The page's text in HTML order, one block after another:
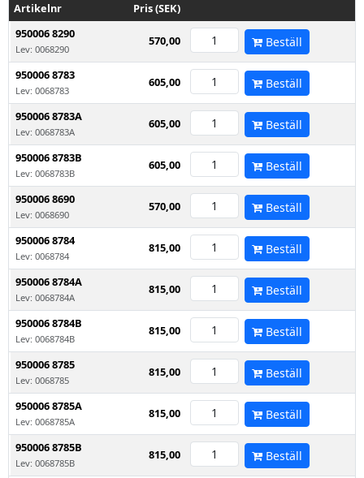
Artikelnr
Pris (SEK)
950006 8290
Lev: 0068290
570,00 Beställ
950006 8783
Lev: 0068783
605,00 Beställ
950006 8783A
Lev: 0068783A
605,00 Beställ
950006 8783B
Lev: 0068783B
605,00 Beställ
950006 8690
Lev: 0068690
570,00 Beställ
950006 8784
Lev: 0068784
815,00 Beställ
950006 8784A
Lev: 0068784A
815,00 Beställ
950006 8784B
Lev: 0068784B
815,00 Beställ
950006 8785
Lev: 0068785
815,00 Beställ
950006 8785A
Lev: 0068785A
815,00 Beställ
950006 8785B
Lev: 0068785B
815,00 Beställ